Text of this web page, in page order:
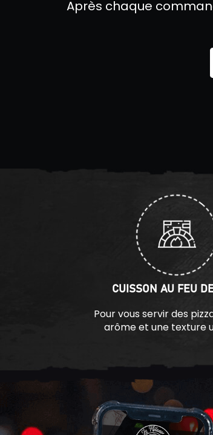
Après chaque
CUISSON AU FEU
Pour vous servir des
arôme et une texture